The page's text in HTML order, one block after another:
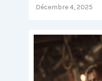
Décembre 4, 2025